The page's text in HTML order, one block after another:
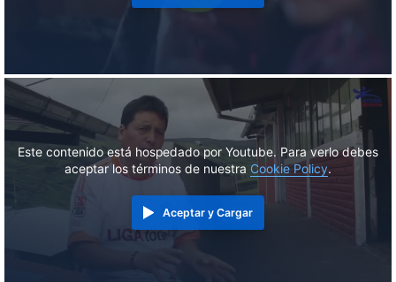
Este contenido está hospedado por Youtube. Para verlo debes
aceptar los términos de nuestra Cookie Policy.
Aceptar y Cargar